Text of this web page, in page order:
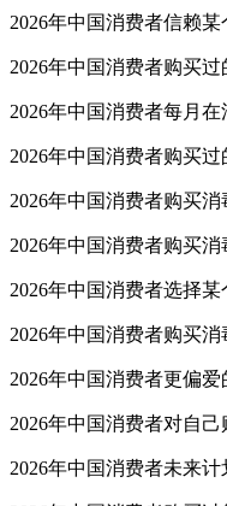
2026年中国消费者信赖
2026年中国消费者购买
2026年中国消费者每月
2026年中国消费者购买
2026年中国消费者购买消
2026年中国消费者购买
2026年中国消费者选择
2026年中国消费者购买
2026年中国消费者更偏
2026年中国消费者对自
2026年中国消费者未来